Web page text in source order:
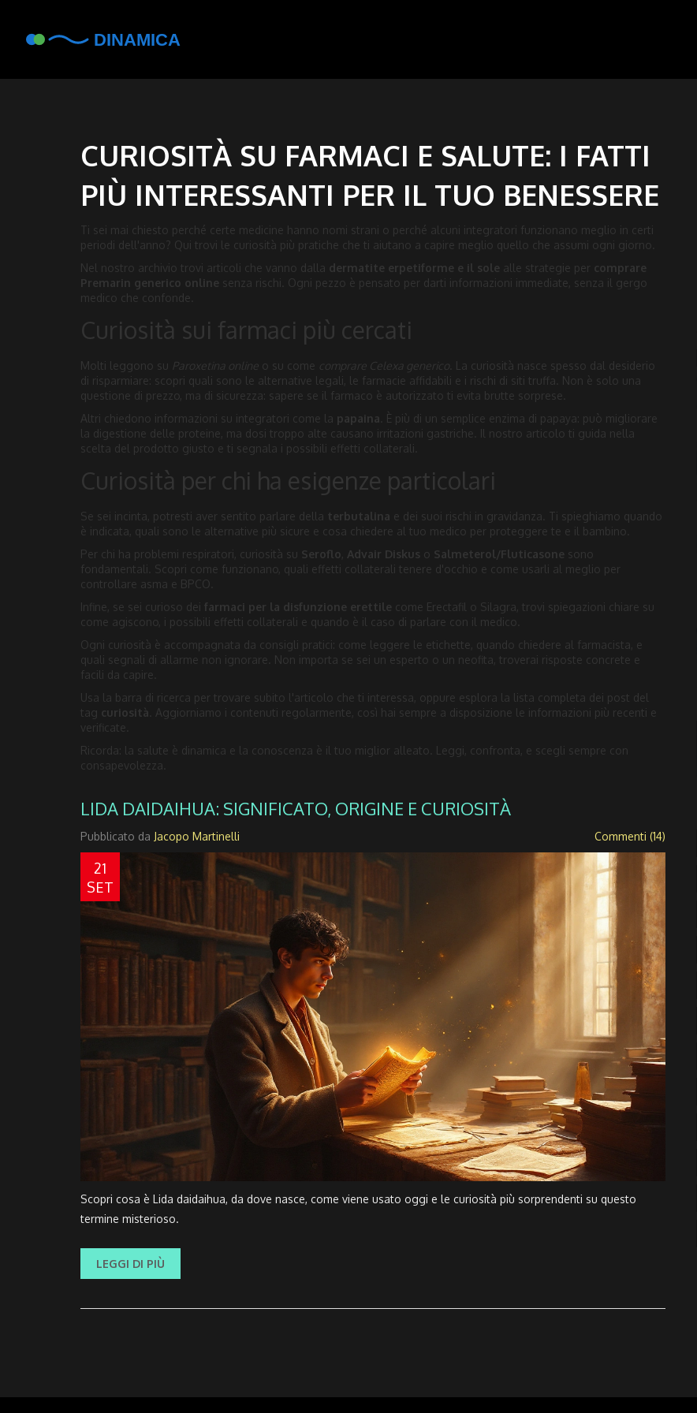
CURIOSITÀ SU FARMACI E SALUTE: I FATTI
PIÙ INTERESSANTI PER IL TUO BENESSERE
Ti sei mai chiesto perché certe medicine hanno nomi strani o perché alcuni integratori funzionano meglio in certi
periodi dell'anno? Qui trovi le curiosità più pratiche che ti aiutano a capire meglio quello che assumi ogni giorno.
Nel nostro archivio trovi articoli che vanno dalla dermatite erpetiforme e il sole alle strategie per comprare
Premarin generico online senza rischi. Ogni pezzo è pensato per darti informazioni immediate, senza il gergo
medico che confonde.
Curiosità sui farmaci più cercati
Molti leggono su Paroxetina online o su come comprare Celexa generico . La curiosità nasce spesso dal desiderio
di risparmiare: scopri quali sono le alternative legali, le farmacie affidabili e i rischi di siti truffa. Non è solo una
questione di prezzo, ma di sicurezza: sapere se il farmaco è autorizzato ti evita brutte sorprese.
Altri chiedono informazioni su integratori come la papaina . È più di un semplice enzima di papaya: può migliorare
la digestione delle proteine, ma dosi troppo alte causano irritazioni gastriche. Il nostro articolo ti guida nella
scelta del prodotto giusto e ti segnala i possibili effetti collaterali.
Curiosità per chi ha esigenze particolari
Se sei incinta, potresti aver sentito parlare della terbutalina e dei suoi rischi in gravidanza. Ti spieghiamo quando
è indicata, quali sono le alternative più sicure e cosa chiedere al tuo medico per proteggere te e il bambino.
Per chi ha problemi respiratori, curiosità su Seroflo, Advair Diskus o Salmeterol/Fluticasone sono
fondamentali. Scopri come funzionano, quali effetti collaterali tenere d'occhio e come usarli al meglio per
controllare asma e BPCO.
Infine, se sei curioso dei farmaci per la disfunzione erettile come Erectafil o Silagra, trovi spiegazioni chiare su
come agiscono, i possibili effetti collaterali e quando è il caso di parlare con il medico.
Ogni curiosità è accompagnata da consigli pratici: come leggere le etichette, quando chiedere al farmacista, e
quali segnali di allarme non ignorare. Non importa se sei un esperto o un neofita, troverai risposte concrete e
facili da capire.
Usa la barra di ricerca per trovare subito l'articolo che ti interessa, oppure esplora la lista completa dei post del
tag curiosità . Aggiorniamo i contenuti regolarmente, così hai sempre a disposizione le informazioni più recenti e
verificate.
Ricorda: la salute è dinamica e la conoscenza è il tuo miglior alleato. Leggi, confronta, e scegli sempre con
consapevolezza.
LIDA DAIDAIHUA: SIGNIFICATO, ORIGINE E CURIOSITÀ
Pubblicato da Jacopo Martinelli Commenti (14)
21
SET
Scopri cosa è Lida daidaihua, da dove nasce, come viene usato oggi e le curiosità più sorprendenti su questo
termine misterioso.
LEGGI DI PIÙ